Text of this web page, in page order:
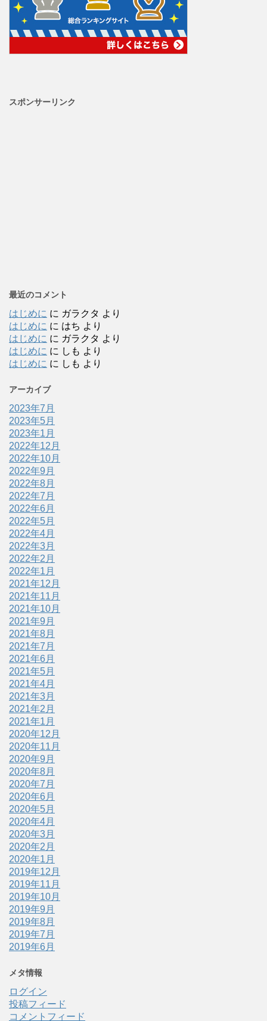
スポンサーリンク
最近のコメント
はじめに に ガラクタ より
はじめに に はち より
はじめに に ガラクタ より
はじめに に しも より
はじめに に しも より
アーカイブ
2023年7月
2023年5月
2023年1月
2022年12月
2022年10月
2022年9月
2022年8月
2022年7月
2022年6月
2022年5月
2022年4月
2022年3月
2022年2月
2022年1月
2021年12月
2021年11月
2021年10月
2021年9月
2021年8月
2021年7月
2021年6月
2021年5月
2021年4月
2021年3月
2021年2月
2021年1月
2020年12月
2020年11月
2020年9月
2020年8月
2020年7月
2020年6月
2020年5月
2020年4月
2020年3月
2020年2月
2020年1月
2019年12月
2019年11月
2019年10月
2019年9月
2019年8月
2019年7月
2019年6月
メタ情報
ログイン
投稿フィード
コメントフィード